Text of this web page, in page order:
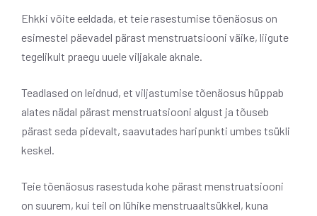
Ehkki võite eeldada, et teie rasestumise tõenäosus on
esimestel päevadel pärast menstruatsiooni väike, liigute
tegelikult praegu uuele viljakale aknale.
Teadlased on leidnud, et viljastumise tõenäosus hüppab
alates nädal pärast menstruatsiooni algust ja tõuseb
pärast seda pidevalt, saavutades haripunkti umbes tsükli
keskel.
Teie tõenäosus rasestuda kohe pärast menstruatsiooni
on suurem, kui teil on lühike menstruaaltsükkel, kuna